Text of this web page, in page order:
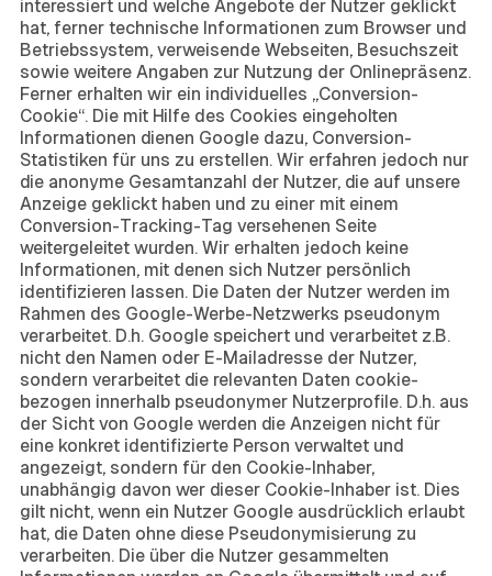
interessiert und welche Angebote der Nutzer geklickt
hat, ferner technische Informationen zum Browser und
Betriebssystem, verweisende Webseiten, Besuchszeit
sowie weitere Angaben zur Nutzung der Onlinepräsenz.
Ferner erhalten wir ein individuelles „Conversion-
Cookie“. Die mit Hilfe des Cookies eingeholten
Informationen dienen Google dazu, Conversion-
Statistiken für uns zu erstellen. Wir erfahren jedoch nur
die anonyme Gesamtanzahl der Nutzer, die auf unsere
Anzeige geklickt haben und zu einer mit einem
Conversion-Tracking-Tag versehenen Seite
weitergeleitet wurden. Wir erhalten jedoch keine
Informationen, mit denen sich Nutzer persönlich
identifizieren lassen. Die Daten der Nutzer werden im
Rahmen des Google-Werbe-Netzwerks pseudonym
verarbeitet. D.h. Google speichert und verarbeitet z.B.
nicht den Namen oder E-Mailadresse der Nutzer,
sondern verarbeitet die relevanten Daten cookie-
bezogen innerhalb pseudonymer Nutzerprofile. D.h. aus
der Sicht von Google werden die Anzeigen nicht für
eine konkret identifizierte Person verwaltet und
angezeigt, sondern für den Cookie-Inhaber,
unabhängig davon wer dieser Cookie-Inhaber ist. Dies
gilt nicht, wenn ein Nutzer Google ausdrücklich erlaubt
hat, die Daten ohne diese Pseudonymisierung zu
verarbeiten. Die über die Nutzer gesammelten